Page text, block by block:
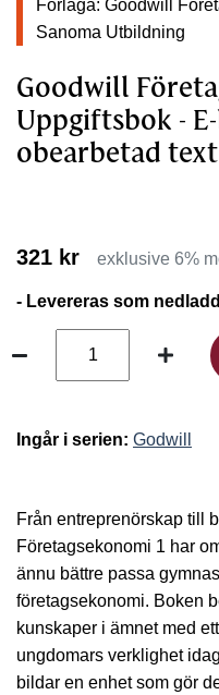
Förlaga: Goodwill
Sanoma Utbildning
Goodwill
Uppgiftsbok -
obearbetad
321 kr exklusive 6%
- Levereras som
Ingår i serien: Godwill
Från entreprenörskap till
Företagsekonomi 1 har
ännu bättre passa
företagsekonomi. Boken
kunskaper i ämnet med
ungdomars verklighet
bildar en enhet som gör